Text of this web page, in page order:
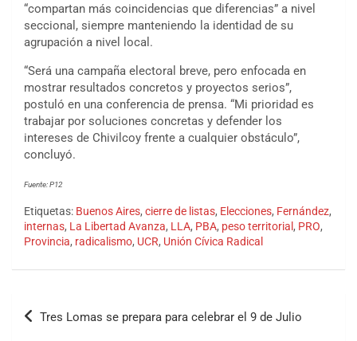
“compartan más coincidencias que diferencias” a nivel
seccional, siempre manteniendo la identidad de su
agrupación a nivel local.
“Será una campaña electoral breve, pero enfocada en
mostrar resultados concretos y proyectos serios”,
postuló en una conferencia de prensa. “Mi prioridad es
trabajar por soluciones concretas y defender los
intereses de Chivilcoy frente a cualquier obstáculo”,
concluyó.
Fuente: P12
Etiquetas: Buenos Aires, cierre de listas, Elecciones, Fernández,
internas, La Libertad Avanza, LLA, PBA, peso territorial , PRO,
Provincia, radicalismo, UCR, Unión Cívica Radical
Tres Lomas se prepara para celebrar el 9 de Julio